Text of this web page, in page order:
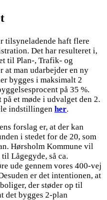
tilsyneladende haft flere
Det har resulteret i,
til Plan-, Trafik- og
at man udarbejder en ny
bygges i maksimalt 2
på 35 %.
et møde i udvalget den 2.
indstillingen her.
forslag er, at der kan
i stedet for de 20, som
Hørsholm Kommune vil
Lågegyde, så ca.
ude gennem vores 400-vej
er det intentionen, at
der støder op til
det bygges 2-plan